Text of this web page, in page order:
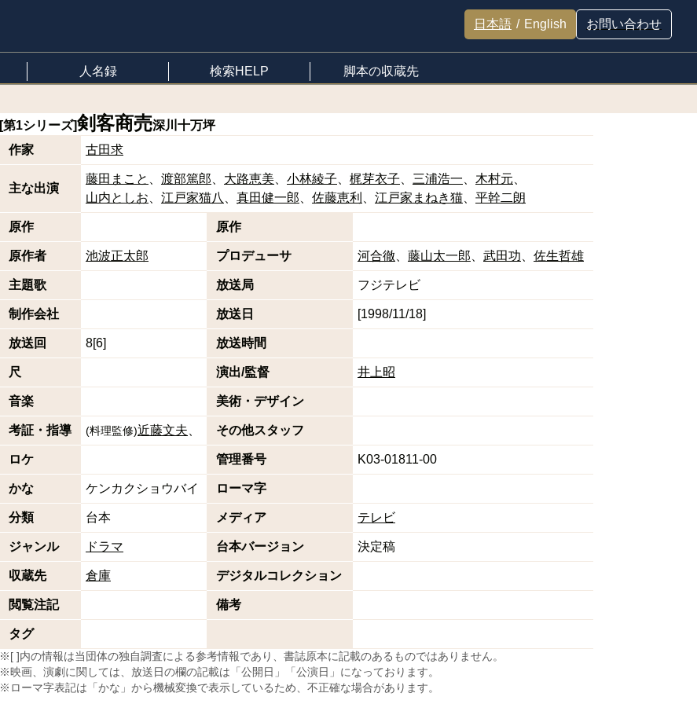
日本語 / English お問い合わせ
人名録 検索HELP 脚本の収蔵先
[第1シリーズ]剣客商売深川十万坪
作家
古田求
主な出演
藤田まこと 渡部篤郎 大路恵美 小林綾子 梶芽衣子 三浦浩一
木村元
山内としお
江戸家猫八 真田健一郎 佐藤恵利 江戸家まねき猫 平幹二朗
原作 原作
原作者 池波正太郎 プロデューサ 河合徹 藤山太一郎 武田功 佐生哲雄
主題歌 放送局 フジテレビ
制作会社 放送日 [1998/11/18]
放送回 8[6] 放送時間
尺 演出/監督 井上昭
音楽 美術・デザイン
考証・指導 (料理監修)近藤文夫 その他スタッフ
ロケ 管理番号 K03-01811-00
かな ケンカクショウバイ ローマ字
分類 台本 メディア テレビ
ジャンル ドラマ 台本バージョン 決定稿
収蔵先 倉庫 デジタルコレクション
閲覧注記 備考
タグ
※[ ]内の情報は当団体の独自調査による参考情報であり、書誌原本に記載のあるものではありません。
※映画、演劇に関しては、放送日の欄の記載は「公開日」「公演日」になっております。
※ローマ字表記は「かな」から機械変換で表示しているため、不正確な場合があります。